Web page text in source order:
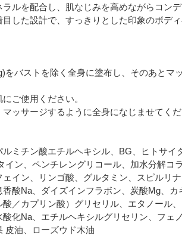
ルを配合し、肌なじみを高めながらコンデ
した設計で、すっきりとした印象のボディ
バストを除く全身に塗布し、そのあとマ
ご使用ください。
ッサージするように全身になじませてくだ
ミチン酸エチルヘキシル、BG、ヒトサ
イン、ペンチレングリコール、加水分解
ェイン、リンゴ酸、グルタミン、スピルリ
香酸Na、ダイズインフラボン、炭酸Mg、
／カプリン酸）グリセリル、エタノール
化Na、エチルヘキシルグリセリン、フ
皮油、ローズウド木油